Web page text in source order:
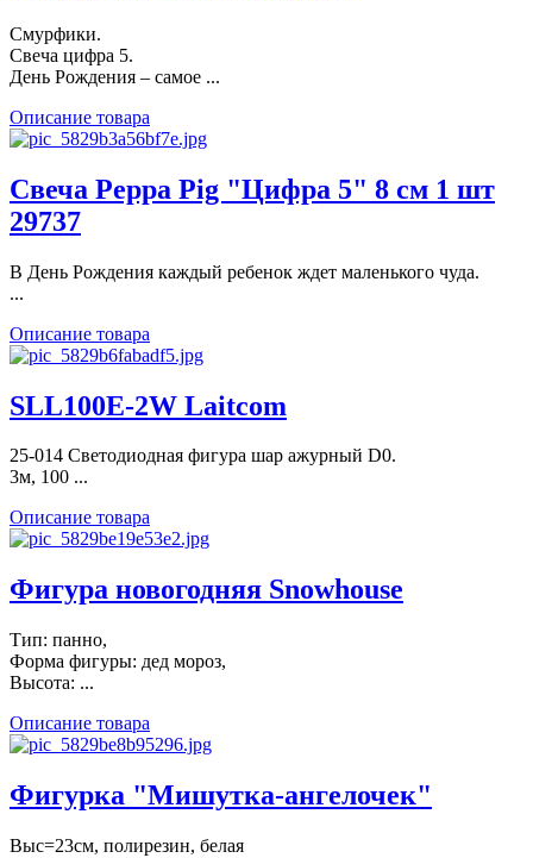
Смурфики.
Свеча цифра 5.
День Рождения – самое ...
Описание товара
Свеча Peppa Pig "Цифра 5" 8 см 1 шт
29737
В День Рождения каждый ребенок ждет маленького чуда.
...
Описание товара
SLL100E-2W Laitcom
25-014 Светодиодная фигура шар ажурный D0.
3м, 100 ...
Описание товара
Фигура новогодняя Snowhouse
Тип: панно,
Форма фигуры: дед мороз,
Высота: ...
Описание товара
Фигурка "Мишутка-ангелочек"
Выс=23см, полирезин, белая